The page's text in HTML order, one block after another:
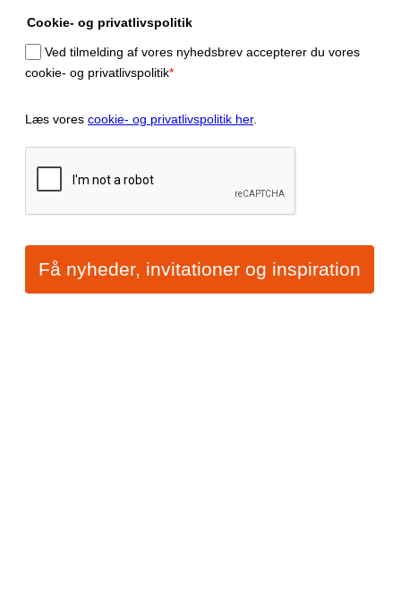
Cookie- og privatlivspolitik
Ved tilmelding af vores nyhedsbrev accepterer du vores
cookie- og privatlivspolitik*
Læs vores cookie- og privatlivspolitik her.
Få nyheder, invitationer og inspiration